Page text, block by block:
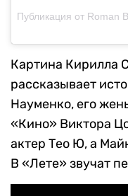
Публикация от Roman
Картина Кирилла
рассказывает
Науменко, его
«Кино» Виктора
актер Тео Ю, а
В «Лете» звучат